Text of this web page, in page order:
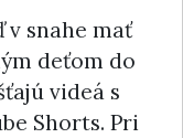
v snahe mať
deťom do
videá s
Shorts. Pri